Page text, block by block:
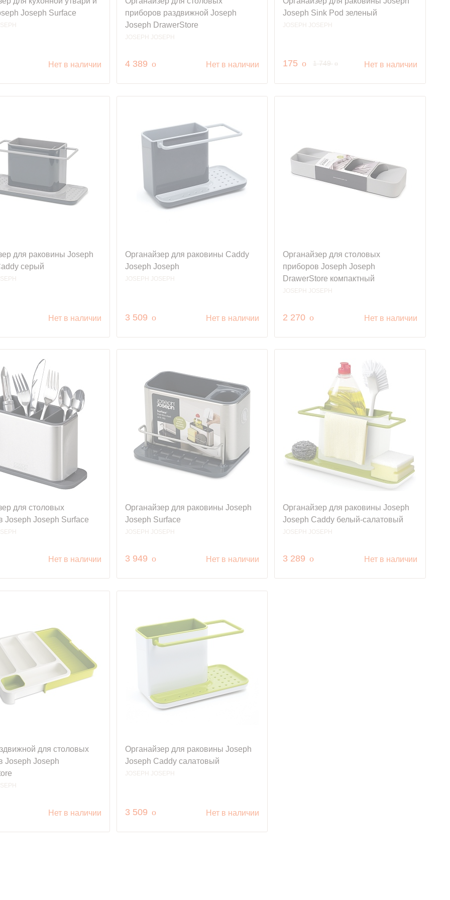
Joseph Surface
Нет в наличии
приборов раздвижной Joseph
Joseph DrawerStore
JOSEPH JOSEPH
4 389 руб.
o Нет в наличии
Joseph Sink Pod зеленый
JOSEPH JOSEPH
175 руб.
o 1 749руб.
o Нет в наличии
для раковины Joseph
серый
Нет в наличии
Органайзер для раковины Caddy
Joseph Joseph
JOSEPH JOSEPH
3 509 руб.
o Нет в наличии
Органайзер для столовых
приборов Joseph Joseph
DrawerStore компактный
JOSEPH JOSEPH
2 270 руб.
o Нет в наличии
для столовых
Joseph Joseph Surface
Нет в наличии
Органайзер для раковины Joseph
Joseph Surface
JOSEPH JOSEPH
3 949 руб.
o Нет в наличии
Органайзер для раковины Joseph
Joseph Caddy белый-салатовый
JOSEPH JOSEPH
3 289 руб.
o Нет в наличии
для столовых
Joseph Joseph
Нет в наличии
Органайзер для раковины Joseph
Joseph Caddy салатовый
JOSEPH JOSEPH
3 509 руб.
o Нет в наличии